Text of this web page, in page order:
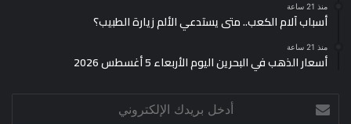
منذ 21 ساعة
أسباب آلام الكعب.. متى يستدعي الألم زيارة الطبيب؟
منذ 21 ساعة
أسعار الذهب في البحرين اليوم الأربعاء 5 أغسطس 2026
بريدك